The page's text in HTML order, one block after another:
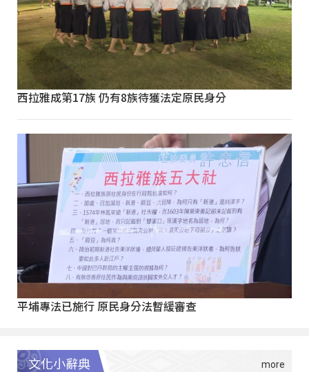
西拉雅成第17族 仍有8族待獲法定原民身分
平埔專法已施行 原民身分法暫緩審查
文化小辭典